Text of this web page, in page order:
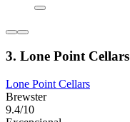
3. Lone Point Cellars
Lone Point Cellars
Brewster
9.4/10